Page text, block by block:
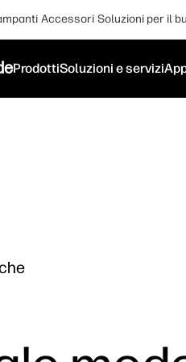
Accessori Soluzioni per il
ProdottiSoluzioni e servizi